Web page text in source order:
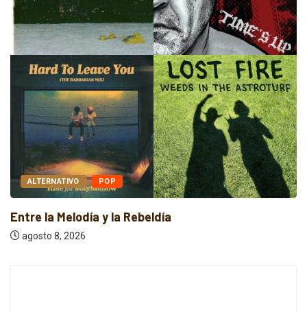
ALTERNATIVO POP
Entre la Melodía y la Rebeldía
agosto 8, 2026